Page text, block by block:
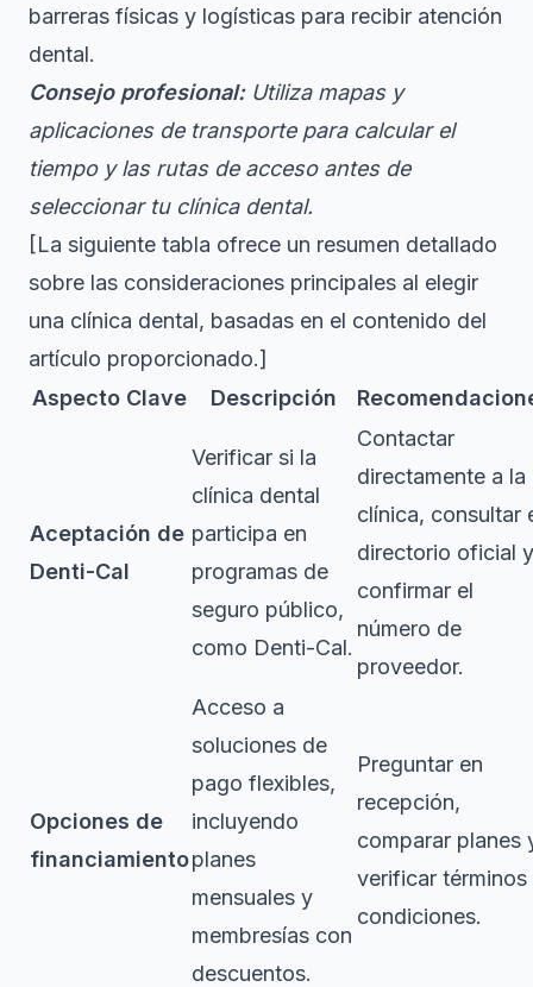
barreras físicas y logísticas para recibir atención
dental.
Consejo profesional: Utiliza mapas y
aplicaciones de transporte para calcular el
tiempo y las rutas de acceso antes de
seleccionar tu clínica dental.
[La siguiente tabla ofrece un resumen detallado
sobre las consideraciones principales al elegir
una clínica dental, basadas en el contenido del
artículo proporcionado.]
Aspecto Clave
Descripción
Aceptación de
Denti-Cal
Verificar si la
clínica dental
participa en
programas de
seguro público,
como Denti-Cal.
Contactar
directamente a la
clínica, consultar
directorio oficial y
confirmar el
número de
proveedor.
Opciones de
financiamiento
Acceso a
soluciones de
pago flexibles,
incluyendo
planes
mensuales y
membresías con
descuentos.
Preguntar en
recepción,
comparar planes
verificar términos
condiciones.